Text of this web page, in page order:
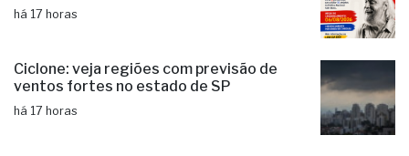
há 17 horas
Ciclone: veja regiões com previsão de
ventos fortes no estado de SP
há 17 horas